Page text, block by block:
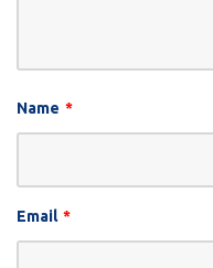
Name *
Email *